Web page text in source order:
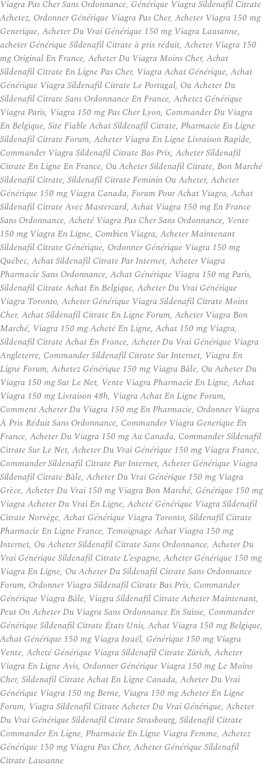
Viagra Pas Cher Sans Ordonnance, Générique Viagra Sildenafil Citrate
Achetez, Ordonner Générique Viagra Pas Cher, Acheter Viagra 150 mg
Generique, Acheter Du Vrai Générique 150 mg Viagra Lausanne,
acheter Générique Sildenafil Citrate à prix réduit, Acheter Viagra 150
mg Original En France, Acheter Du Viagra Moins Cher, Achat
Sildenafil Citrate En Ligne Pas Cher, Viagra Achat Générique, Achat
Générique Viagra Sildenafil Citrate Le Portugal, Ou Acheter Du
Sildenafil Citrate Sans Ordonnance En France, Achetez Générique
Viagra Paris, Viagra 150 mg Pas Cher Lyon, Commander Du Viagra
En Belgique, Site Fiable Achat Sildenafil Citrate, Pharmacie En Ligne
Sildenafil Citrate Forum, Acheter Viagra En Ligne Livraison Rapide,
Commander Viagra Sildenafil Citrate Bas Prix, Acheter Sildenafil
Citrate En Ligne En France, Ou Acheter Sildenafil Citrate, Bon Marché
Sildenafil Citrate, Sildenafil Citrate Feminin Ou Acheter, Acheter
Générique 150 mg Viagra Canada, Forum Pour Achat Viagra, Achat
Sildenafil Citrate Avec Mastercard, Achat Viagra 150 mg En France
Sans Ordonnance, Acheté Viagra Pas Cher Sans Ordonnance, Vente
150 mg Viagra En Ligne, Combien Viagra, Acheter Maintenant
Sildenafil Citrate Générique, Ordonner Générique Viagra 150 mg
Québec, Achat Sildenafil Citrate Par Internet, Acheter Viagra
Pharmacie Sans Ordonnance, Achat Générique Viagra 150 mg Paris,
Sildenafil Citrate Achat En Belgique, Acheter Du Vrai Générique
Viagra Toronto, Acheter Générique Viagra Sildenafil Citrate Moins
Cher, Achat Sildenafil Citrate En Ligne Forum, Acheter Viagra Bon
Marché, Viagra 150 mg Acheté En Ligne, Achat 150 mg Viagra,
Sildenafil Citrate Achat En France, Acheter Du Vrai Générique Viagra
Angleterre, Commander Sildenafil Citrate Sur Internet, Viagra En
Ligne Forum, Achetez Générique 150 mg Viagra Bâle, Ou Acheter Du
Viagra 150 mg Sur Le Net, Vente Viagra Pharmacie En Ligne, Achat
Viagra 150 mg Livraison 48h, Viagra Achat En Ligne Forum,
Comment Acheter Du Viagra 150 mg En Pharmacie, Ordonner Viagra
À Prix Réduit Sans Ordonnance, Commander Viagra Generique En
France, Acheter Du Viagra 150 mg Au Canada, Commander Sildenafil
Citrate Sur Le Net, Acheter Du Vrai Générique 150 mg Viagra France,
Commander Sildenafil Citrate Par Internet, Acheter Générique Viagra
Sildenafil Citrate Bâle, Acheter Du Vrai Générique 150 mg Viagra
Grèce, Acheter Du Vrai 150 mg Viagra Bon Marché, Générique 150 mg
Viagra Acheter Du Vrai En Ligne, Acheté Générique Viagra Sildenafil
Citrate Norvège, Achat Générique Viagra Toronto, Sildenafil Citrate
Pharmacie En Ligne France, Temoignage Achat Viagra 150 mg
Internet, Ou Acheter Sildenafil Citrate Sans Ordonnance, Acheter Du
Vrai Générique Sildenafil Citrate L’espagne, Acheter Générique 150 mg
Viagra En Ligne, Ou Acheter Du Sildenafil Citrate Sans Ordonnance
Forum, Ordonner Viagra Sildenafil Citrate Bas Prix, Commander
Générique Viagra Bâle, Viagra Sildenafil Citrate Acheter Maintenant,
Peut On Acheter Du Viagra Sans Ordonnance En Suisse, Commander
Générique Sildenafil Citrate États Unis, Achat Viagra 150 mg Belgique,
Achat Générique 150 mg Viagra Israël, Générique 150 mg Viagra
Vente, Acheté Générique Viagra Sildenafil Citrate Zürich, Acheter
Viagra En Ligne Avis, Ordonner Générique Viagra 150 mg Le Moins
Cher, Sildenafil Citrate Achat En Ligne Canada, Acheter Du Vrai
Générique Viagra 150 mg Berne, Viagra 150 mg Acheter En Ligne
Forum, Viagra Sildenafil Citrate Acheter Du Vrai Générique, Acheter
Du Vrai Générique Sildenafil Citrate Strasbourg, Sildenafil Citrate
Commander En Ligne, Pharmacie En Ligne Viagra Femme, Achetez
Générique 150 mg Viagra Pas Cher, Acheter Générique Sildenafil
Citrate Lausanne